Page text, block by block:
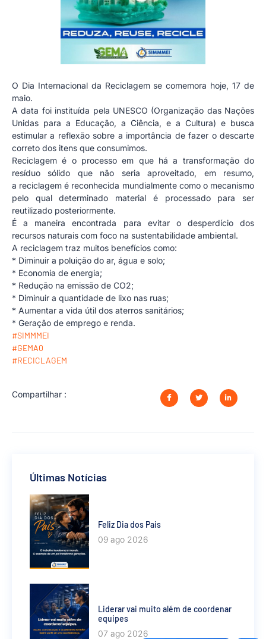
O Dia Internacional da Reciclagem se comemora hoje, 17 de
maio.
A data foi instituída pela UNESCO (Organização das Nações
Unidas para a Educação, a Ciência, e a Cultura) e busca
estimular a reflexão sobre a importância de fazer o descarte
correto dos itens que consumimos.
Reciclagem é o processo em que há a transformação do
resíduo sólido que não seria aproveitado, em resumo,
a reciclagem é reconhecida mundialmente como o mecanismo
pelo qual determinado material é processado para ser
reutilizado posteriormente.
É a maneira encontrada para evitar o desperdício dos
recursos naturais com foco na sustentabilidade ambiental.
A reciclagem traz muitos benefícios como:
* Diminuir a poluição do ar, água e solo;
* ⁠Economia de energia;
* ⁠Redução na emissão de CO2;
* ⁠Diminuir a quantidade de lixo nas ruas;
* ⁠Aumentar a vida útil dos aterros sanitários;
* ⁠Geração de emprego e renda.
#SIMMMEI
#GEMA0
#RECICLAGEM
Compartilhar :
Últimas Notícias
Feliz Dia dos Pais
09 ago 2026
Liderar vai muito além de coordenar
equipes
07 ago 2026